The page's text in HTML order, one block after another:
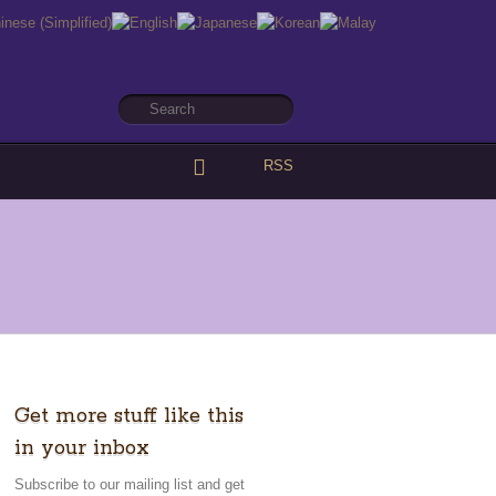
RSS
Get more stuff like this
in your inbox
Subscribe to our mailing list and get